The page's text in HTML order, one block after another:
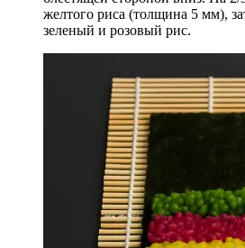
желтого риса (толщина 5 мм),
зеленый и розовый рис.